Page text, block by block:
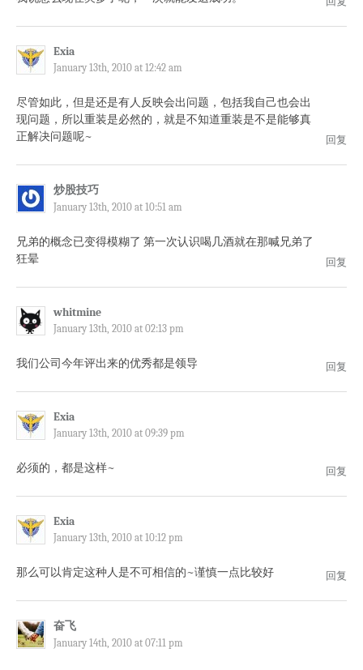
Exia
January 13th, 2010 at 12:42 am
尽管如此，但是还是有人反映会出问题，包括我自己也会出
现问题，所以重装是必然的，就是不知道重装是不是能够真
正解决问题呢~
回复
炒股技巧
January 13th, 2010 at 10:51 am
兄弟的概念已变得模糊了 第一次认识喝几酒就在那喊兄弟了
狂晕
回复
whitmine
January 13th, 2010 at 02:13 pm
我们公司今年评出来的优秀都是领导 回复
Exia
January 13th, 2010 at 09:39 pm
必须的，都是这样~ 回复
Exia
January 13th, 2010 at 10:12 pm
那么可以肯定这种人是不可相信的~谨慎一点比较好 回复
奋飞
January 14th, 2010 at 07:11 pm